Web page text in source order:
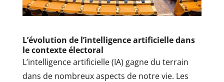
L’évolution de l’intelligence artificielle dans
le contexte électoral
L’intelligence artificielle (IA) gagne du terrain
dans de nombreux aspects de notre vie. Les